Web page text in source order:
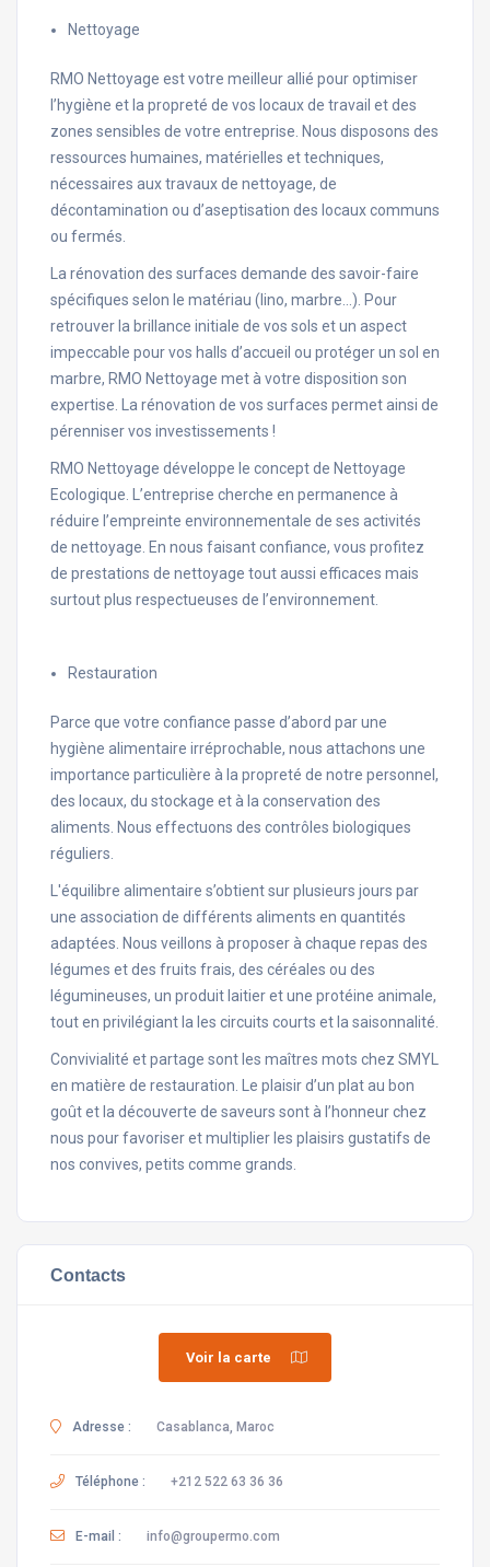
Nettoyage
RMO Nettoyage est votre meilleur allié pour optimiser
l’hygiène et la propreté de vos locaux de travail et des
zones sensibles de votre entreprise. Nous disposons des
ressources humaines, matérielles et techniques,
nécessaires aux travaux de nettoyage, de
décontamination ou d’aseptisation des locaux communs
ou fermés.
La rénovation des surfaces demande des savoir-faire
spécifiques selon le matériau (lino, marbre…). Pour
retrouver la brillance initiale de vos sols et un aspect
impeccable pour vos halls d’accueil ou protéger un sol en
marbre, RMO Nettoyage met à votre disposition son
expertise. La rénovation de vos surfaces permet ainsi de
pérenniser vos investissements !
RMO Nettoyage développe le concept de Nettoyage
Ecologique. L’entreprise cherche en permanence à
réduire l’empreinte environnementale de ses activités
de nettoyage. En nous faisant confiance, vous profitez
de prestations de nettoyage tout aussi efficaces mais
surtout plus respectueuses de l’environnement.
Restauration
Parce que votre confiance passe d’abord par une
hygiène alimentaire irréprochable, nous attachons une
importance particulière à la propreté de notre personnel,
des locaux, du stockage et à la conservation des
aliments. Nous effectuons des contrôles biologiques
réguliers.
L'équilibre alimentaire s’obtient sur plusieurs jours par
une association de différents aliments en quantités
adaptées. Nous veillons à proposer à chaque repas des
légumes et des fruits frais, des céréales ou des
légumineuses, un produit laitier et une protéine animale,
tout en privilégiant la les circuits courts et la saisonnalité.
Convivialité et partage sont les maîtres mots chez SMYL
en matière de restauration. Le plaisir d’un plat au bon
goût et la découverte de saveurs sont à l’honneur chez
nous pour favoriser et multiplier les plaisirs gustatifs de
nos convives, petits comme grands.
Contacts
Voir la carte
Adresse : Casablanca, Maroc
Téléphone : +212 522 63 36 36
E-mail : info@groupermo.com